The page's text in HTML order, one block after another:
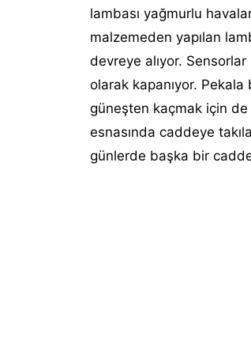
lambası yağmurlu
malzemeden yapılan
devreye alıyor.
olarak kapanıyor. Pekala
güneşten kaçmak için
esnasında caddeye
günlerde başka bir